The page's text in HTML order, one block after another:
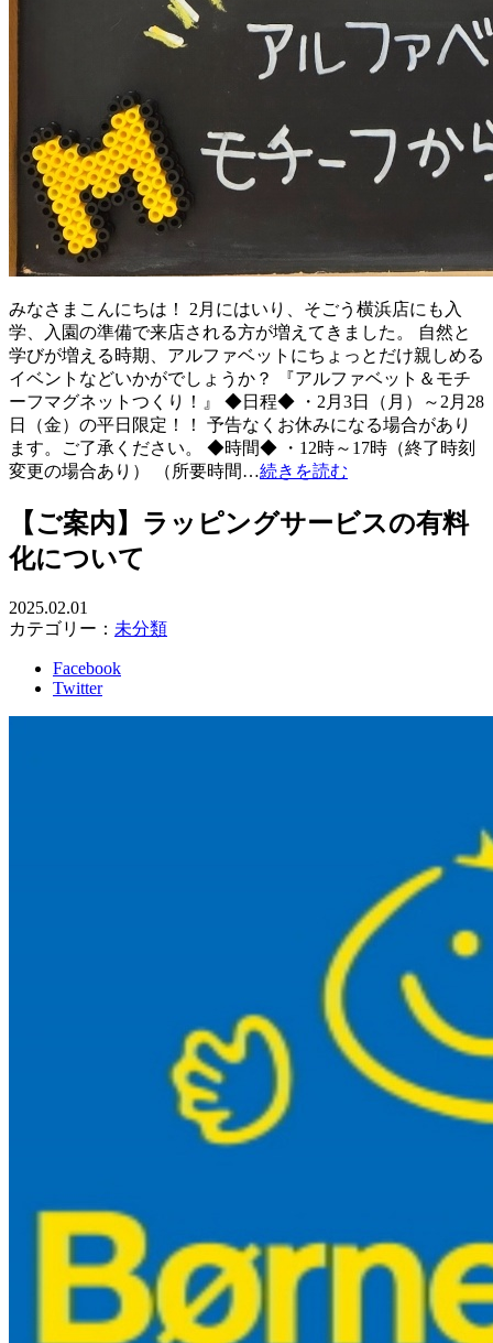
みなさまこんにちは！ 2月にはいり、そごう横浜店にも入
学、入園の準備で来店される方が増えてきました。 自然と
学びが増える時期、アルファベットにちょっとだけ親しめる
イベントなどいかがでしょうか？ 『アルファベット＆モチ
ーフマグネットつくり！』 ◆日程◆ ・2月3日（月）～2月28
日（金）の平日限定！！ 予告なくお休みになる場合があり
ます。ご了承ください。 ◆時間◆ ・12時～17時（終了時刻
変更の場合あり） （所要時間…続きを読む
【ご案内】ラッピングサービスの有料
化について
2025.02.01
カテゴリー： 未分類
Facebook
Twitter